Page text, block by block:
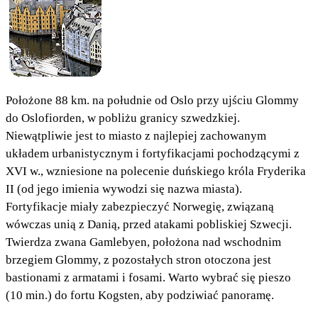
Położone 88 km. na południe od Oslo przy ujściu Glommy
do Oslofiorden, w pobliżu granicy szwedzkiej.
Niewątpliwie jest to miasto z najlepiej zachowanym
układem urbanistycznym i fortyfikacjami pochodzącymi z
XVI w., wzniesione na polecenie duńskiego króla Fryderika
II (od jego imienia wywodzi się nazwa miasta).
Fortyfikacje miały zabezpieczyć Norwegię, związaną
wówczas unią z Danią, przed atakami pobliskiej Szwecji.
Twierdza zwana Gamlebyen, położona nad wschodnim
brzegiem Glommy, z pozostałych stron otoczona jest
bastionami z armatami i fosami. Warto wybrać się pieszo
(10 min.) do fortu Kogsten, aby podziwiać panoramę.